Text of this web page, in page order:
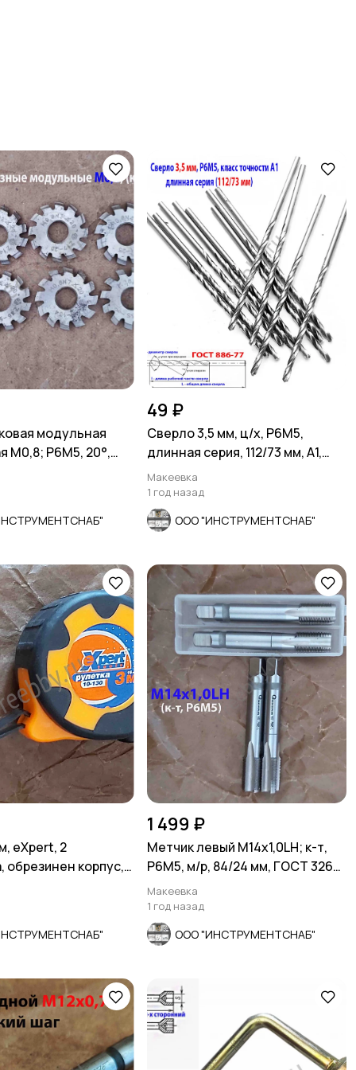
модульная
М0,8; Р6М5, 20°,
49 ₽
Сверло 3,5 мм, ц/х, Р6М5,
длинная серия, 112/73 мм, А1,
СССР.
Макеевка
1 год назад
ООО "ИНСТРУМЕНТСНАБ"
eXpert, 2
обрезинен корпус,
1 499 ₽
Метчик левый М14х1,0LH; к-т,
Р6М5, м/р, 84/24 мм, ГОСТ 3266-
81.
Макеевка
1 год назад
ООО "ИНСТРУМЕНТСНАБ"